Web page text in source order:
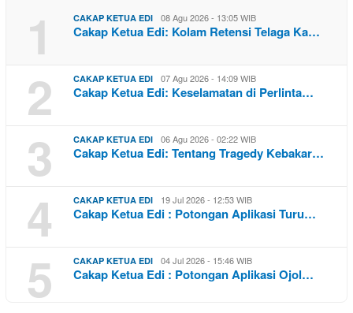
1 CAKAP KETUA EDI 08 Agu 2026 - 13:05 WIB
Cakap Ketua Edi: Kolam Retensi Telaga Ka…
2 CAKAP KETUA EDI 07 Agu 2026 - 14:09 WIB
Cakap Ketua Edi: Keselamatan di Perlinta…
3 CAKAP KETUA EDI 06 Agu 2026 - 02:22 WIB
Cakap Ketua Edi: Tentang Tragedy Kebakar…
4 CAKAP KETUA EDI 19 Jul 2026 - 12:53 WIB
Cakap Ketua Edi : Potongan Aplikasi Turu…
5 CAKAP KETUA EDI 04 Jul 2026 - 15:46 WIB
Cakap Ketua Edi : Potongan Aplikasi Ojol…